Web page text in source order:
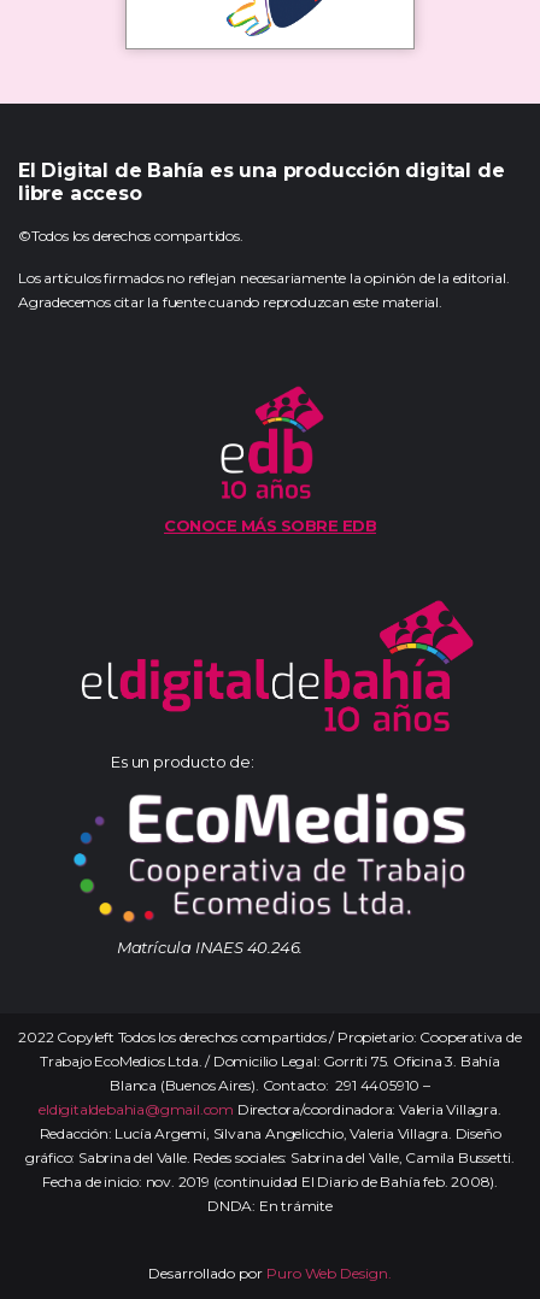
El Digital de Bahía es una producción digital de
libre acceso
©Todos los derechos compartidos.
Los artículos firmados no reflejan necesariamente la opinión de la editorial.
Agradecemos citar la fuente cuando reproduzcan este material.
CONOCE MÁS SOBRE EDB
Es un producto de:
Matrícula INAES 40.246.
2022 Copyleft Todos los derechos compartidos / Propietario: Cooperativa de
Trabajo EcoMedios Ltda. / Domicilio Legal: Gorriti 75. Oficina 3. Bahía
Blanca (Buenos Aires). Contacto: 291 4405910 –
eldigitaldebahia@gmail.com Directora/coordinadora: Valeria Villagra.
Redacción: Lucía Argemi, Silvana Angelicchio, Valeria Villagra. Diseño
gráfico: Sabrina del Valle. Redes sociales: Sabrina del Valle, Camila Bussetti.
Fecha de inicio: nov. 2019 (continuidad El Diario de Bahía feb. 2008).
DNDA: En trámite
Desarrollado por Puro Web Design.